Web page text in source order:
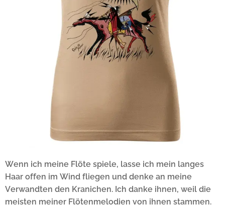
Wenn ich meine Flöte spiele, lasse ich mein langes
Haar offen im Wind fliegen und denke an meine
Verwandten den Kranichen. Ich danke ihnen, weil die
meisten meiner Flötenmelodien von ihnen stammen.